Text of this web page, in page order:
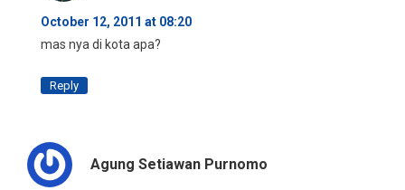
October 12, 2011 at 08:20
mas nya di kota apa?
Reply
Agung Setiawan Purnomo